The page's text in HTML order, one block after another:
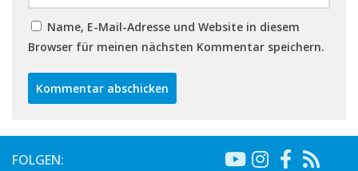
Name, E-Mail-Adresse und Website in diesem
Browser für meinen nächsten Kommentar speichern.
FOLGEN: